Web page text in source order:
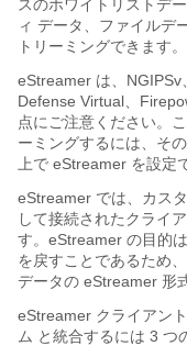
スのホワイトリストデ
ィ データ、ファイルデ
トリーミングできます。
eStreamer は、
Defense Virtual、
点にご注意ください。
ーミングするには、そ
上で eStreamer を設定
eStreamer では、カス
して接続されたクライ
す。eStreamer の目的
を戻すことであるため
データの eStreamer 形
eStreamer クライアン
ム と統合するには 3 つ